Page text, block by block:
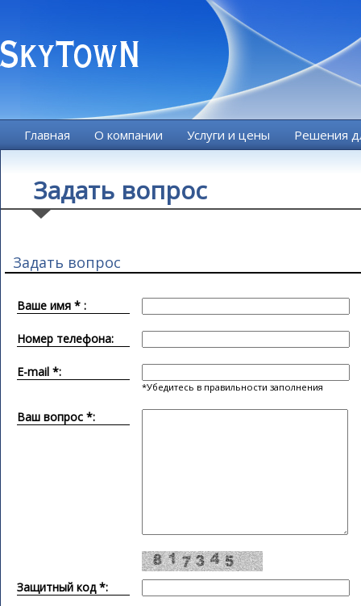
Главная О компании Услуги и цены Решения
Задать вопрос
Задать вопрос
Ваше имя * :
Номер телефона:
E-mail *:
*Убедитесь в правильности заполнения
Ваш вопрос *:
Защитный код *: